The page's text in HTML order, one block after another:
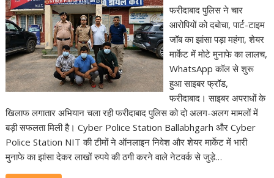
फरीदाबाद पुलिस ने चार
आरोपियों को दबोचा, पार्ट-टाइम
जॉब का झांसा पड़ा महंगा, शेयर
मार्केट में मोटे मुनाफे का लालच,
WhatsApp कॉल से शुरू
हुआ साइबर फ्रॉड,
फरीदाबाद। साइबर अपराधों के
खिलाफ लगातार अभियान चला रही फरीदाबाद पुलिस को दो अलग-अलग मामलों में
बड़ी सफलता मिली है। Cyber Police Station Ballabhgarh और Cyber
Police Station NIT की टीमों ने ऑनलाइन निवेश और शेयर मार्केट में भारी
मुनाफे का झांसा देकर लाखों रुपये की ठगी करने वाले नेटवर्क से जुड़े…